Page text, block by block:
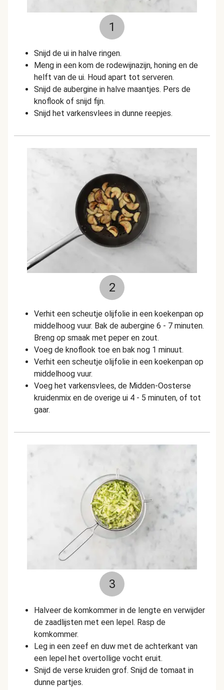
1
Snijd de ui in halve ringen.
Meng in een kom de rodewijnazijn, honing en de
helft van de ui. Houd apart tot serveren.
Snijd de aubergine in halve maantjes. Pers de
knoflook of snijd fijn.
Snijd het varkensvlees in dunne reepjes.
2
Verhit een scheutje olijfolie in een koekenpan op
middelhoog vuur. Bak de aubergine 6 - 7 minuten.
Breng op smaak met peper en zout.
Voeg de knoflook toe en bak nog 1 minuut.
Verhit een scheutje olijfolie in een koekenpan op
middelhoog vuur.
Voeg het varkensvlees, de Midden-Oosterse
kruidenmix en de overige ui 4 - 5 minuten, of tot
gaar.
3
Halveer de komkommer in de lengte en verwijder
de zaadlijsten met een lepel. Rasp de
komkommer.
Leg in een zeef en duw met de achterkant van
een lepel het overtollige vocht eruit.
Snijd de verse kruiden grof. Snijd de tomaat in
dunne partjes.